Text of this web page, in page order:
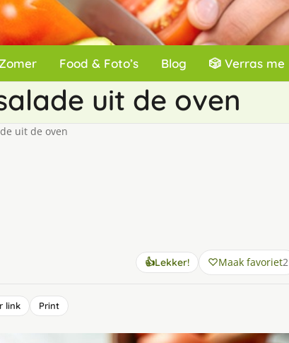
Food & Foto’s Blog 🎲 Verras me
uit de oven
uit de oven
👍Lekker! Maak favoriet2
link Print